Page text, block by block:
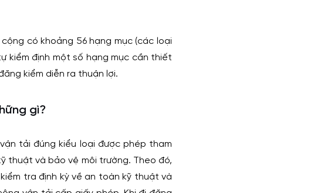
có khoảng 56 hạng mục (các loại
kiểm định một số hạng mục cần thiết
kiểm diễn ra thuận lợi.
gì?
tải đúng kiểu loại được phép tham
thuật và bảo vệ môi trường. Theo đó,
tra định kỳ về an toàn kỹ thuật và